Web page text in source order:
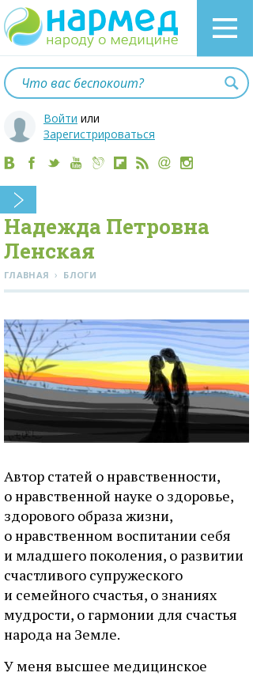
Войти или
Зарегистрироваться
Надежда Петровна
Ленская
ГЛАВНАЯ › БЛОГИ
Автор статей о нравственности,
о нравственной науке о здоровье,
здорового образа жизни,
о нравственном воспитании себя
и младшего поколения, о развитии
счастливого супружеского
и семейного счастья, о знаниях
мудрости, о гармонии для счастья
народа на Земле.
У меня высшее медицинское